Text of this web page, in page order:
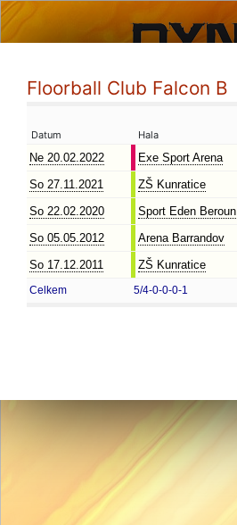
Floorball Club Falcon B
Datum Hala
Ne 20.02.2022
Exe Sport Arena
So 27.11.2021
ZŠ Kunratice
So 22.02.2020
Sport Eden Beroun
So 05.05.2012
Arena Barrandov
So 17.12.2011
ZŠ Kunratice
Celkem 5/4-0-0-0-1